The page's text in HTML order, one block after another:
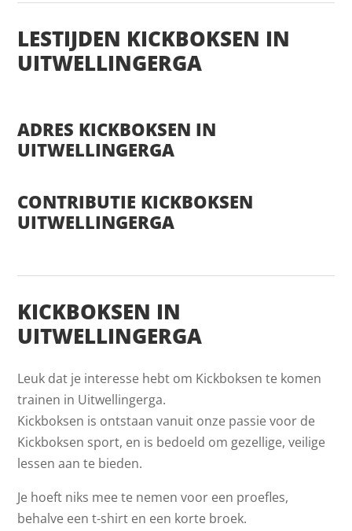
LESTIJDEN KICKBOKSEN IN
UITWELLINGERGA
ADRES KICKBOKSEN IN
UITWELLINGERGA
CONTRIBUTIE KICKBOKSEN
UITWELLINGERGA
KICKBOKSEN IN
UITWELLINGERGA
Leuk dat je interesse hebt om Kickboksen te komen
trainen in Uitwellingerga.
Kickboksen is ontstaan vanuit onze passie voor de
Kickboksen sport, en is bedoeld om gezellige, veilige
lessen aan te bieden.
Je hoeft niks mee te nemen voor een proefles,
behalve een t-shirt en een korte broek.